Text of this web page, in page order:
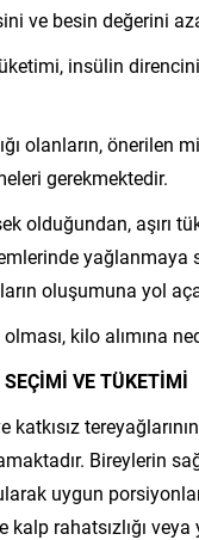
ve besin değerini
insülin direncini
olanların, önerilen
gerekmektedir.
olduğundan, aşırı
yağlanmaya
oluşumuna yol
kilo alımına
SEÇİMİ VE TÜKETİMİ
katkısız
Bireylerin
uygun
kalp rahatsızlığı